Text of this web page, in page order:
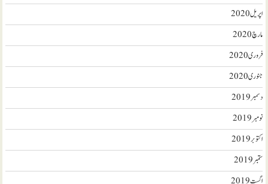
اپریل 2020
مارچ 2020
فروری 2020
جنوری 2020
دسمبر 2019
نومبر 2019
اکتوبر 2019
ستمبر 2019
اگست 2019